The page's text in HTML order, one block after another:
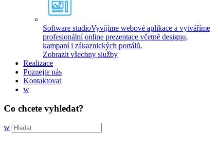
Software studioVyvíjíme webové aplikace a vytváříme
profesionální online prezentace včetně designu,
kampaní i zákaznických portálů.
Zobrazit všechny služby
Realizace
Poznejte nás
Kontaktovat
w
Co chcete vyhledat?
w